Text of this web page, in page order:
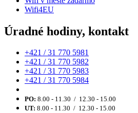
Wifi4EU
Úradné hodiny, kontakt
+421 / 31 770 5981
+421 / 31 770 5982
+421 / 31 770 5983
+421 / 31 770 5984
PO: 8.00 - 11.30 / 12.30 - 15.00
UT: 8.00 - 11.30 / 12.30 - 15.00